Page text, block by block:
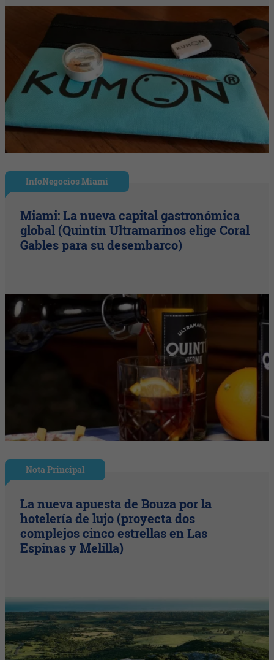
InfoNegocios Miami
Miami: La nueva capital gastronómica
global (Quintín Ultramarinos elige Coral
Gables para su desembarco)
Nota Principal
La nueva apuesta de Bouza por la
hotelería de lujo (proyecta dos
complejos cinco estrellas en Las
Espinas y Melilla)